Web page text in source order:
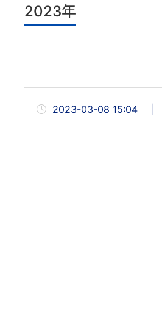
2023年
2023-03-08 15:04